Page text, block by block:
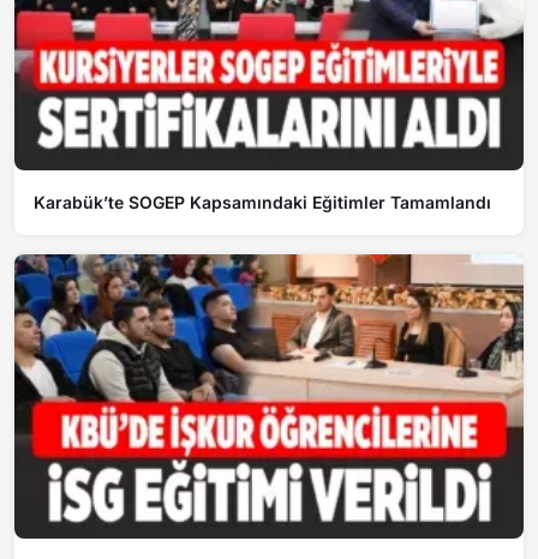
Karabük’te SOGEP Kapsamındaki Eğitimler Tamamlandı